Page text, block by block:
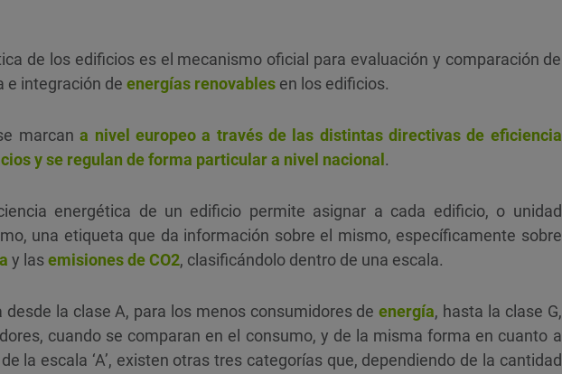
de los edificios es el mecanismo oficial para evaluación y comparación de
e integración de energías renovablesen los edificios.
marcana nivel europeo a través de las distintas directivas de eficiencia
y se regulan de forma particular a nivel nacional .
energética de un edificio permite asignar a cada edificio, o unidad
una etiqueta que da información sobre el mismo, específicamente sobre
y lasemisiones de CO2, clasificándolo dentro de una escala.
desde la clase A, para los menos consumidores deenergía, hasta la clase G,
cuando se comparan en el consumo, y de la misma forma en cuanto a
la escala ‘A’, existen otras tres categorías que, dependiendo de la cantidad